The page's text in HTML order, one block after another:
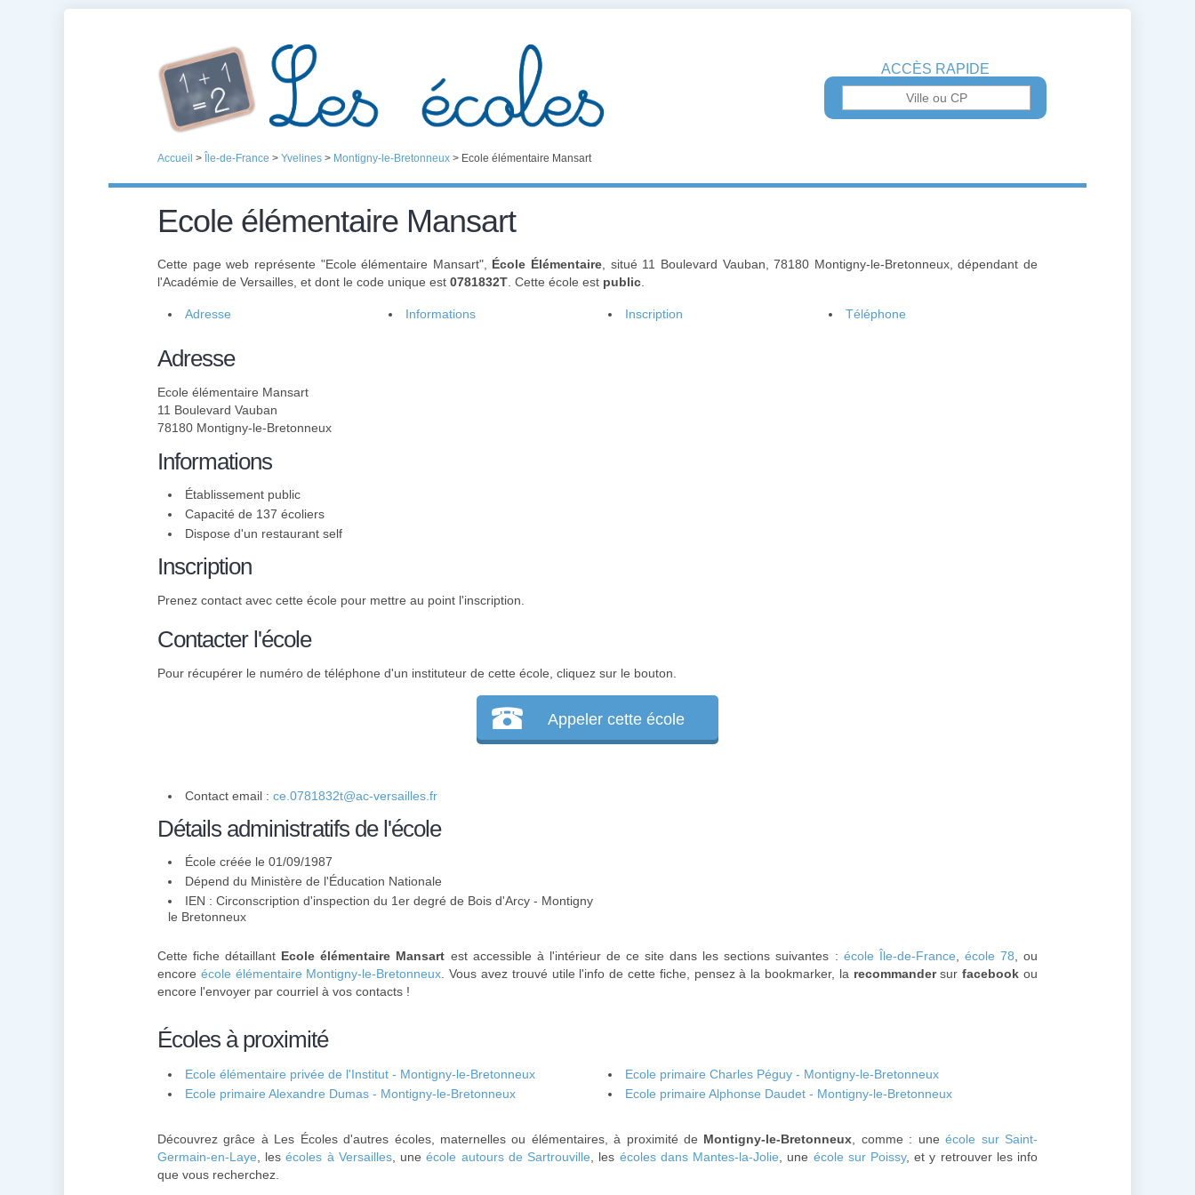
ACCÈS RAPIDE
Accueil > Île-de-France > Yvelines > Montigny-le-Bretonneux > Ecole élémentaire Mansart
Ecole élémentaire Mansart
Cette page web représente "Ecole élémentaire Mansart", École Élémentaire , situé 11 Boulevard Vauban, 78180 Montigny-le-Bretonneux, dépendant de
l'Académie de Versailles, et dont le code unique est 0781832T . Cette école est public
Adresse Informations Inscription Téléphone
Adresse
Ecole élémentaire Mansart
11 Boulevard Vauban
78180 Montigny-le-Bretonneux
Informations
Établissement public
Capacité de 137 écoliers
Dispose d'un restaurant self
Inscription
Prenez contact avec cette école pour mettre au point l'inscription.
Contacter l'école
Pour récupérer le numéro de téléphone d'un instituteur de cette école, cliquez sur le bouton.
Appeler cette école
Contact email : ce.0781832t@ac-versailles.fr
Détails administratifs de l'école
École créée le 01/09/1987
Dépend du Ministère de l'Éducation Nationale
IEN : Circonscription d'inspection du 1er degré de Bois d'Arcy - Montigny
le Bretonneux
Cette fiche détaillant Ecole élémentaire Mansart est accessible à l'intérieur de ce site dans les sections suivantes : école Île-de-France école 78 , ou
encore école élémentaire Montigny-le-Bretonneux . Vous avez trouvé utile l'info de cette fiche, pensez à la bookmarker, la recommandersurfacebook ou
encore l'envoyer par courriel à vos contacts !
Écoles à proximité
Ecole élémentaire privée de l'Institut - Montigny-le-Bretonneux
Ecole primaire Charles Péguy - Montigny-le-Bretonneux
Ecole primaire Alexandre Dumas - Montigny-le-Bretonneux
Ecole primaire Alphonse Daudet - Montigny-le-Bretonneux
Découvrez grâce à Les Écoles d'autres écoles, maternelles ou élémentaires, à proximité de Montigny-le-Bretonneux , comme : uneécole sur Saint-
Germain-en-Laye , lesécoles à Versailles, uneécole autours de Sartrouville , les écoles dans Mantes-la-Jolie , une école sur Poissy, et y retrouver les info
que vous recherchez.